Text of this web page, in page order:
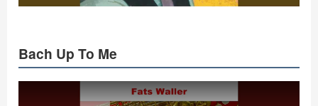
Bach Up To Me